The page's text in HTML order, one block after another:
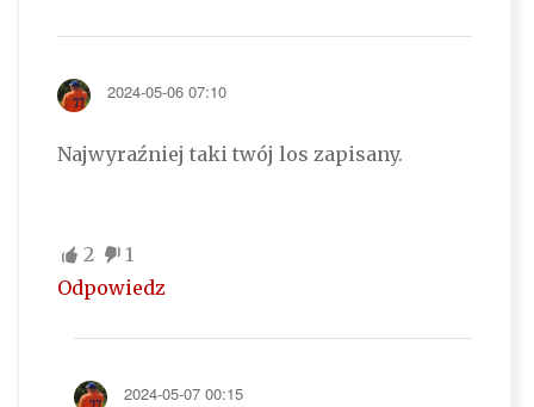
2024-05-06 07:10
Najwyraźniej taki twój los zapisany.
2
1
Odpowiedz
2024-05-07 00:15